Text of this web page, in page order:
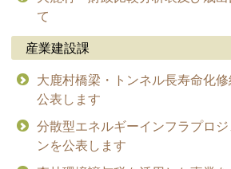
て
産業建設課
大鹿村橋梁・トンネル長寿命化
公表します
分散型エネルギーインフラプロ
ンを公表します